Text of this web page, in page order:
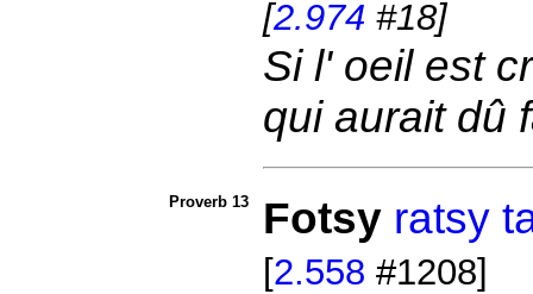
[2.974 #18]
Si l' oeil est
qui aurait dû
Proverb 13 Fotsy ratsy
[2.558 #1208]